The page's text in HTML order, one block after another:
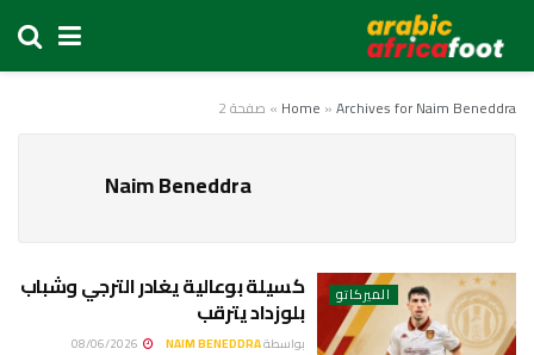
Home »Archives for Naim Beneddra
» صفحة 2
Naim Beneddra
الميركاتو كسيلة بوعالية يغادر الترجي وشباب
بلوزداد يترقب
بواسطةNAIM BENEDDRA